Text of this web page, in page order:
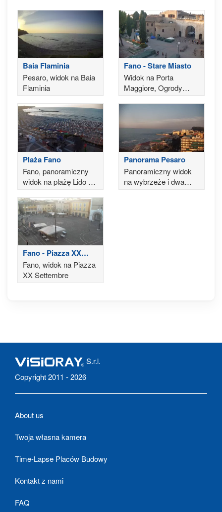
Baia Flaminia
Pesaro, widok na Baia
Flaminia
Fano - Stare Miasto
Widok na Porta
Maggiore, Ogrody
Pincio, Łuk Augusta w
Fano
Plaża Fano
Fano, panoramiczny
widok na plażę Lido di
Fano
Panorama Pesaro
Panoramiczny widok
na wybrzeże i dwa
mola w Pesaro
Fano - Piazza XX
Settembre
Fano, widok na Piazza
XX Settembre
S.r.l.
Copyright 2011 - 2026
About us
Twoja własna kamera
Time-Lapse Placów Budowy
Kontakt z nami
FAQ